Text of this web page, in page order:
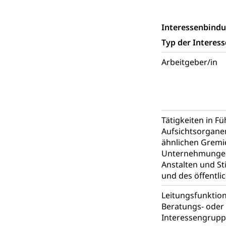
Typ der
Arbeitgeber/in
Tätigkeiten in
ähnlichen
Anstalten und
und des
Beratungs-
Waffen,
Zivildienst
Zivilschutz
Staat und Recht
Zivilverfahren